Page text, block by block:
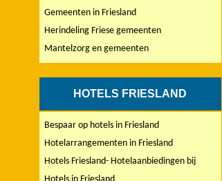
Gemeenten in Friesland
Herindeling Friese gemeenten
Mantelzorg en gemeenten
HOTELS FRIESLAND
Bespaar op hotels in Friesland
Hotelarrangementen in Friesland
Hotels Friesland- Hotelaanbiedingen bij